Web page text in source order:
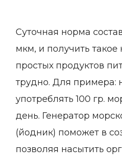
Суточная норма
мкм, и получить такое
простых продуктов
трудно. Для примера:
употреблять 100 гр.
день. Генератор
(йодник) поможет в
позволяя насытить